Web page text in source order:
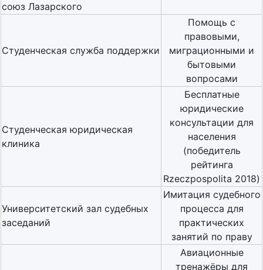
союз Лазарского
Студенческая служба поддержки
Помощь с
правовыми,
миграционными и
бытовыми
вопросами
Студенческая юридическая
клиника
Бесплатные
юридические
консультации для
населения
(победитель
рейтинга
Rzeczpospolita 2018)
Университетский зал судебных
заседаний
Имитация судебного
процесса для
практических
занятий по праву
Авиационные
тренажёры для